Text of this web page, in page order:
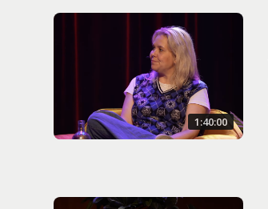
1:40:00